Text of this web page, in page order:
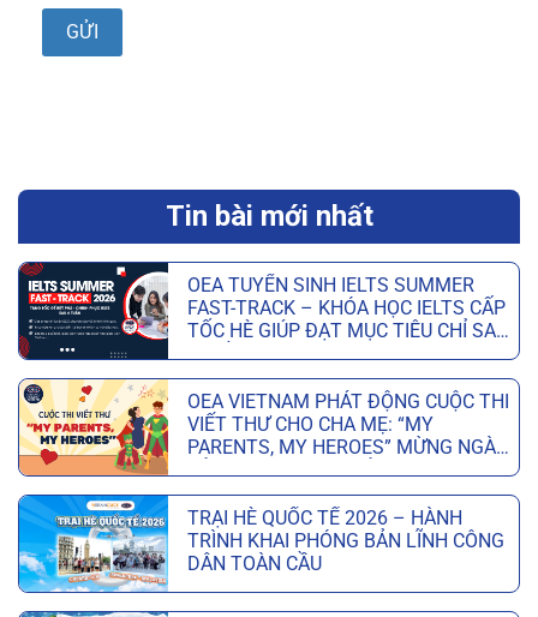
Tin bài mới nhất
OEA TUYỂN SINH IELTS SUMMER
FAST-TRACK – KHÓA HỌC IELTS CẤP
TỐC HÈ GIÚP ĐẠT MỤC TIÊU CHỈ SAU
OEA VIETNAM PHÁT ĐỘNG CUỘC THI
VIẾT THƯ CHO CHA MẸ: “MY
PARENTS, MY HEROES” MỪNG NGÀY
TRẠI HÈ QUỐC TẾ 2026 – HÀNH
TRÌNH KHAI PHÓNG BẢN LĨNH CÔNG
DÂN TOÀN CẦU